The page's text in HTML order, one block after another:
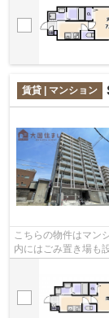
賃貸 | マンション
こちらの物件はマン
内にはごみ置き場も
シ。より詳しい情報